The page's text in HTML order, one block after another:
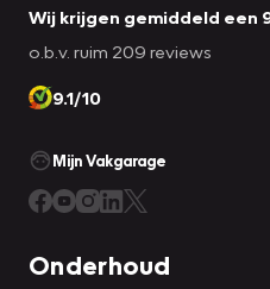
Wij krijgen gemiddeld een
o.b.v. ruim 209 reviews
9.1/10
Mijn Vakgarage
Onderhoud